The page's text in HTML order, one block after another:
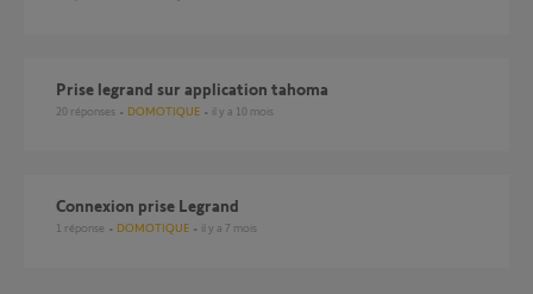
Prise legrand sur application tahoma
20 réponses DOMOTIQUE il y a 10 mois
Connexion prise Legrand
1 réponse DOMOTIQUE il y a 7 mois